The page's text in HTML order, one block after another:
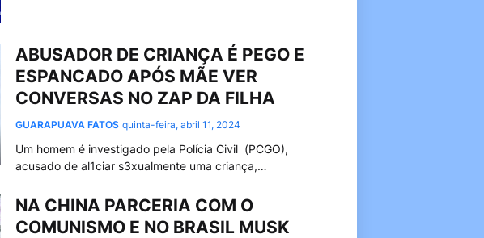
ABUSADOR DE CRIANÇA É PEGO E
ESPANCADO APÓS MÃE VER
CONVERSAS NO ZAP DA FILHA
GUARAPUAVA FATOS quinta-feira, abril 11, 2024
Um homem é investigado pela Polícia Civil (PCGO),
acusado de al1ciar s3xualmente uma criança,…
NA CHINA PARCERIA COM O
COMUNISMO E NO BRASIL MUSK